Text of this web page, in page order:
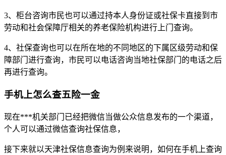
3、柜台咨询市民也可以通过持本人身份证或社保卡直接到市
劳动和社会保障厅相关的养老保险机构进行上门查询。
4、社保查询也可以在所在地的不同地区的下属区级劳动和保
障部门进行查询，市民可以电话咨询当地社保部门的电话之后
再进行查询。
手机上怎么查五险一金
现在***机关部门已经把微信当做公众信息发布的一个渠道，
个人可以通过微信查询社保信息，
接下来就以天津社保信息查询为例来说明，如何在手机上查询